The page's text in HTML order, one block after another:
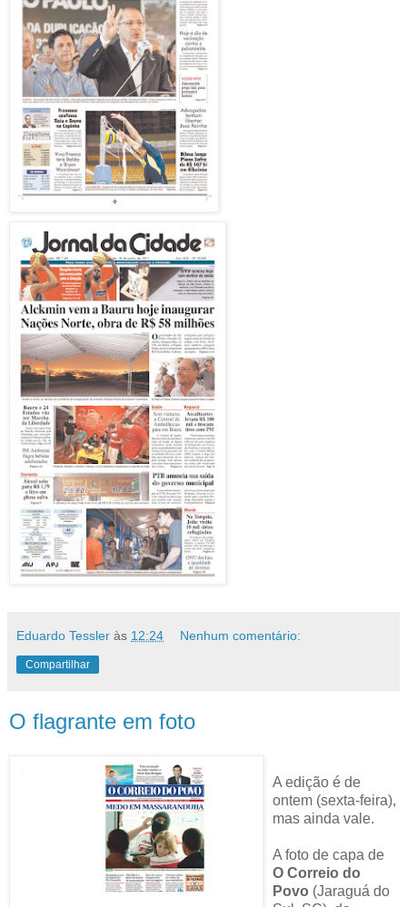
Eduardo Tessler às 12:24 Nenhum comentário:
Compartilhar
O flagrante em foto
A edição é de
ontem (sexta-feira),
mas ainda vale.
A foto de capa de
O Correio do
Povo (Jaraguá do